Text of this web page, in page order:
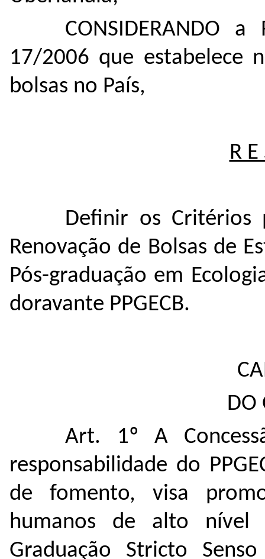
CONSIDERANDO
17/2006 que estabelece
bolsas no País,
R
Definir os Critérios
Renovação de Bolsas de
Pós-graduação em
doravante PPGECB.
DO
Art. 1º A
responsabilidade do
de fomento, visa
humanos de alto nível
Graduação Stricto